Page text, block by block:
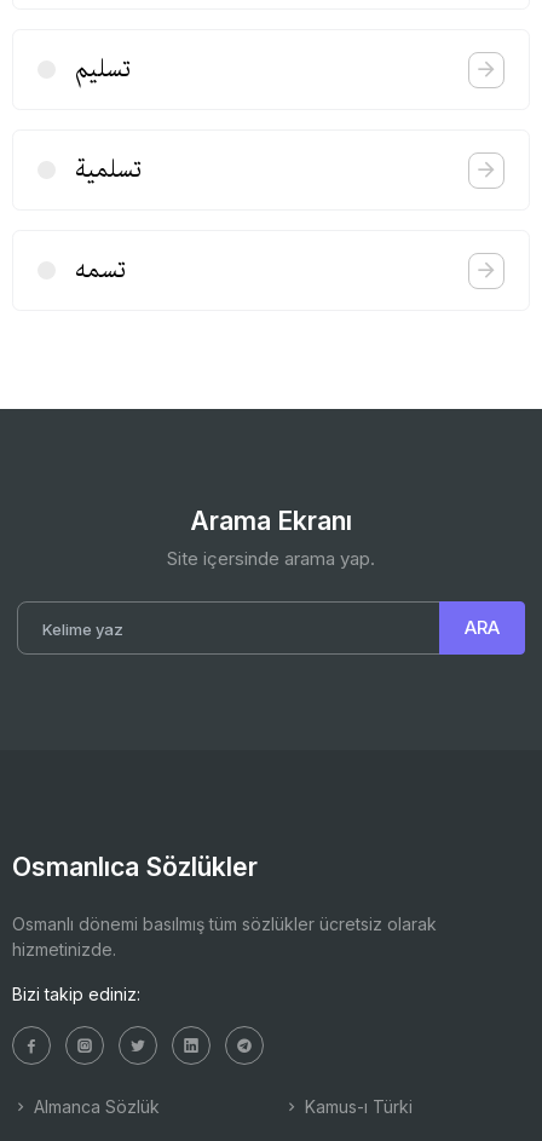
تسلیم
تسلمیة
تسمه
Arama Ekranı
Site içersinde arama yap.
Osmanlıca Sözlükler
Osmanlı dönemi basılmış tüm sözlükler ücretsiz olarak
hizmetinizde.
Bizi takip ediniz:
Almanca Sözlük Kamus-ı Türki